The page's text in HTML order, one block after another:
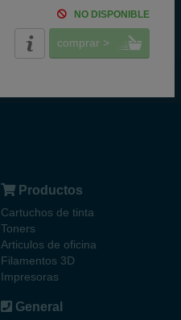
NO DISPONIBLE
comprar >
Productos
Cartuchos de tinta
Toners
Articulos de oficina
Filamentos 3D
Impresoras
General